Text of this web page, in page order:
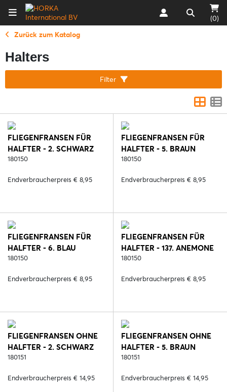
(0)
Zurück zum Katalog
Halters
Filter
FLIEGENFRANSEN FÜR
HALFTER - 2. SCHWARZ
180150
Endverbraucherpreis € 8,95
FLIEGENFRANSEN FÜR
HALFTER - 5. BRAUN
180150
Endverbraucherpreis € 8,95
FLIEGENFRANSEN FÜR
HALFTER - 6. BLAU
180150
Endverbraucherpreis € 8,95
FLIEGENFRANSEN FÜR
HALFTER - 137. ANEMONE
180150
Endverbraucherpreis € 8,95
FLIEGENFRANSEN OHNE
HALFTER - 2. SCHWARZ
180151
Endverbraucherpreis € 14,95
FLIEGENFRANSEN OHNE
HALFTER - 5. BRAUN
180151
Endverbraucherpreis € 14,95